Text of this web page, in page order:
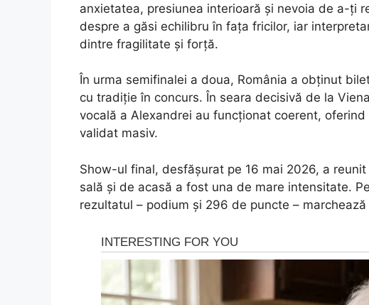
anxietatea, presiunea interioară și nevoia de a-ți
despre a găsi echilibru în fața fricilor, iar
dintre fragilitate și forță.
În urma semifinalei a doua, România a obținut
cu tradiție în concurs. În seara decisivă de la
vocală a Alexandrei au funcționat coerent,
validat masiv.
Show-ul final, desfășurat pe 16 mai 2026, a
sală și de acasă a fost una de mare intensitate.
rezultatul – podium și 296 de puncte –